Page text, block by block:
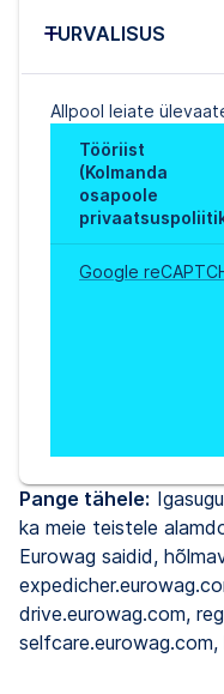
TURVALISUS
Allpool leiate
Tööriist
(Kolmanda
osapoole
Google
Pange tähele:
ka meie teistele
Eurowag saidid,
drive.eurowag.com,